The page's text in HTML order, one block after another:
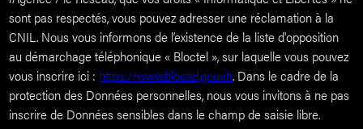
sont pas respectés, vous pouvez adresser une réclamation à la
CNIL. Nous vous informons de l’existence de la liste d'opposition
au démarchage téléphonique « Bloctel », sur laquelle vous pouvez
vous inscrire ici : https://www.bloctel.gouv.fr. Dans le cadre de la
protection des Données personnelles, nous vous invitons à ne pas
inscrire de Données sensibles dans le champ de saisie libre.